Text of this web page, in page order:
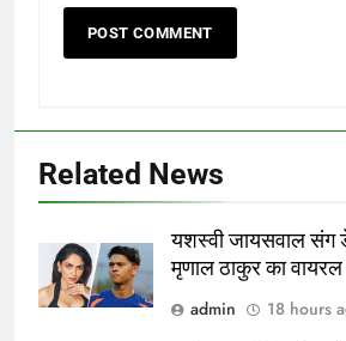
Related News
यशस्वी जायसवाल संग
मृणाल ठाकुर का
admin
18 hours